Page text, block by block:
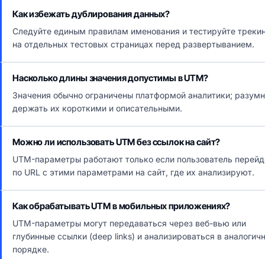
Как избежать дублирования данных?
Следуйте единым правилам именования и тестируйте
на отдельных тестовых страницах перед развертыванием.
Насколько длины значения допустимы в UTМ?
Значения обычно ограничены платформой аналитики;
держать их короткими и описательными.
Можно ли использовать UTМ без ссылок на сайт?
UTM-параметры работают только если пользователь
по URL с этими параметрами на сайт, где их анализируют.
Как обрабатывать UTМ в мобильных приложениях?
UTM-параметры могут передаваться через веб-вью или
глубинные ссылки (deep links) и анализироваться в
порядке.